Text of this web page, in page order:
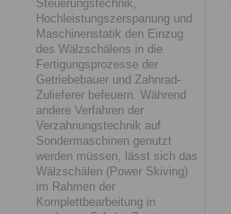
Steuerungstechnik,
Hochleistungszerspanung und
Maschinenstatik den Einzug
des Wälzschälens in die
Fertigungsprozesse der
Getriebebauer und Zahnrad-
Zulieferer befeuern. Während
andere Verfahren der
Verzahnungstechnik auf
Sondermaschinen genutzt
werden müssen, lässt sich das
Wälzschälen (Power Skiving)
im Rahmen der
Komplettbearbeitung in